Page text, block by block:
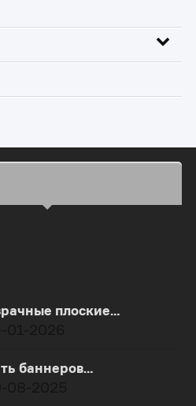
плоские…
баннеров…